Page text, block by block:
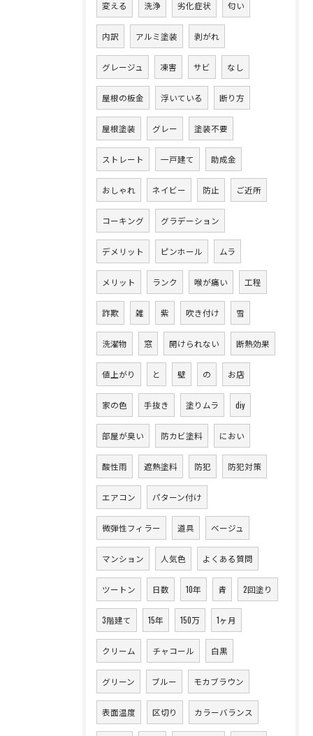
変える 洗浄 劣化症状 匂い
内訳 アルミ塗装 剥がれ
グレージュ 凍害 サビ なし
屋根の板金 浮いている 断り方
屋根塗装 グレー 塗装不要
ストレート 一戸建て 助成金
おしゃれ ネイビー 防止 ご近所
コーキング グラデーション
デメリット ピンホール ムラ
メリット ランク 喉が痛い 工程
詐欺 雑 紫 吹き付け 雪
洗濯物 窓 開けられない 断熱効果
値上がり と 壁 の お店
家の色 手抜き 塗りムラ diy
部屋が臭い 防カビ塗料 におい
酸性雨 遮熱塗料 防犯 防犯対策
エアコン パターン付け
微弾性フィラー 道具 ベージュ
マンション 人気色 よくある質問
ツートン 日数 10年 青 2回塗り
3階建て 15年 150万 1ヶ月
クリーム チャコール 白黒
グリーン ブルー モカブラウン
表面温度 区切り カラーバランス